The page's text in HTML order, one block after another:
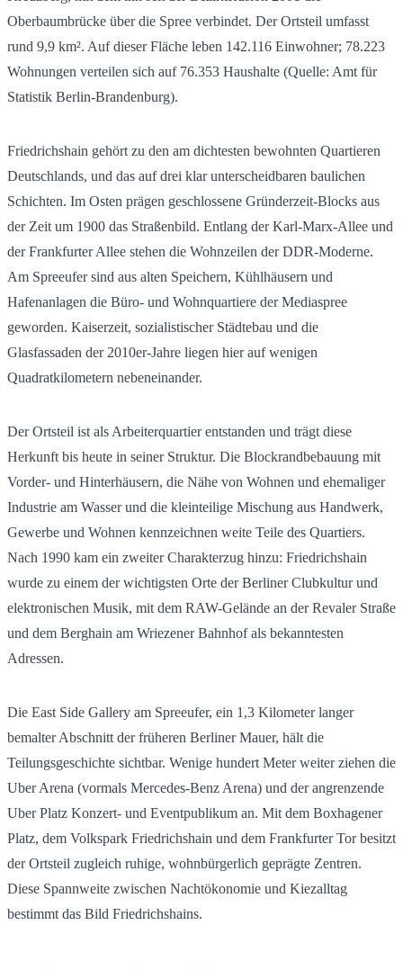
Oberbaumbrücke über die Spree verbindet. Der Ortsteil umfasst
rund 9,9 km². Auf dieser Fläche leben 142.116 Einwohner; 78.223
Wohnungen verteilen sich auf 76.353 Haushalte (Quelle: Amt für
Statistik Berlin-Brandenburg).
Friedrichshain gehört zu den am dichtesten bewohnten Quartieren
Deutschlands, und das auf drei klar unterscheidbaren baulichen
Schichten. Im Osten prägen geschlossene Gründerzeit-Blocks aus
der Zeit um 1900 das Straßenbild. Entlang der Karl-Marx-Allee und
der Frankfurter Allee stehen die Wohnzeilen der DDR-Moderne.
Am Spreeufer sind aus alten Speichern, Kühlhäusern und
Hafenanlagen die Büro- und Wohnquartiere der Mediaspree
geworden. Kaiserzeit, sozialistischer Städtebau und die
Glasfassaden der 2010er-Jahre liegen hier auf wenigen
Quadratkilometern nebeneinander.
Der Ortsteil ist als Arbeiterquartier entstanden und trägt diese
Herkunft bis heute in seiner Struktur. Die Blockrandbebauung mit
Vorder- und Hinterhäusern, die Nähe von Wohnen und ehemaliger
Industrie am Wasser und die kleinteilige Mischung aus Handwerk,
Gewerbe und Wohnen kennzeichnen weite Teile des Quartiers.
Nach 1990 kam ein zweiter Charakterzug hinzu: Friedrichshain
wurde zu einem der wichtigsten Orte der Berliner Clubkultur und
elektronischen Musik, mit dem RAW-Gelände an der Revaler Straße
und dem Berghain am Wriezener Bahnhof als bekanntesten
Adressen.
Die East Side Gallery am Spreeufer, ein 1,3 Kilometer langer
bemalter Abschnitt der früheren Berliner Mauer, hält die
Teilungsgeschichte sichtbar. Wenige hundert Meter weiter ziehen die
Uber Arena (vormals Mercedes-Benz Arena) und der angrenzende
Uber Platz Konzert- und Eventpublikum an. Mit dem Boxhagener
Platz, dem Volkspark Friedrichshain und dem Frankfurter Tor besitzt
der Ortsteil zugleich ruhige, wohnbürgerlich geprägte Zentren.
Diese Spannweite zwischen Nachtökonomie und Kiezalltag
bestimmt das Bild Friedrichshains.